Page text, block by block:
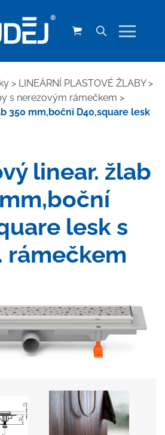
> LINEÁRNÍ PLASTOVÉ ŽLABY>
s nerezovým rámečkem >
350 mm,boční D40,square lesk
linear. žlab
lesk s
rámečkem